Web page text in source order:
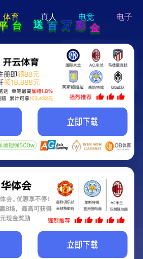
Guys!
将上线啦...
的网站正在建设.